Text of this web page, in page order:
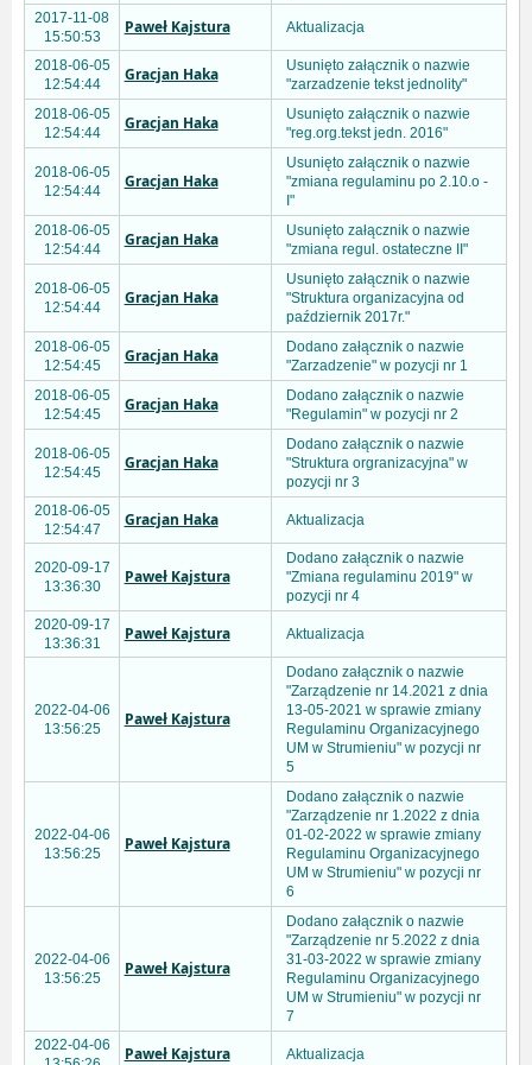
2017-11-08
15:50:53
Paweł Kajstura Aktualizacja
2018-06-05
12:54:44
Gracjan Haka
Usunięto załącznik o nazwie
"zarzadzenie tekst jednolity"
2018-06-05
12:54:44
Gracjan Haka
Usunięto załącznik o nazwie
"reg.org.tekst jedn. 2016"
2018-06-05
12:54:44
Gracjan Haka
Usunięto załącznik o nazwie
"zmiana regulaminu po 2.10.o -
I"
2018-06-05
12:54:44
Gracjan Haka
Usunięto załącznik o nazwie
"zmiana regul. ostateczne II"
2018-06-05
12:54:44
Gracjan Haka
Usunięto załącznik o nazwie
"Struktura organizacyjna od
październik 2017r."
2018-06-05
12:54:45
Gracjan Haka
Dodano załącznik o nazwie
"Zarzadzenie" w pozycji nr 1
2018-06-05
12:54:45
Gracjan Haka
Dodano załącznik o nazwie
"Regulamin" w pozycji nr 2
2018-06-05
12:54:45
Gracjan Haka
Dodano załącznik o nazwie
"Struktura orgranizacyjna" w
pozycji nr 3
2018-06-05
12:54:47
Gracjan Haka Aktualizacja
2020-09-17
13:36:30
Paweł Kajstura
Dodano załącznik o nazwie
"Zmiana regulaminu 2019" w
pozycji nr 4
2020-09-17
13:36:31
Paweł Kajstura Aktualizacja
2022-04-06
13:56:25
Paweł Kajstura
Dodano załącznik o nazwie
"Zarządzenie nr 14.2021 z dnia
13-05-2021 w sprawie zmiany
Regulaminu Organizacyjnego
UM w Strumieniu" w pozycji nr
5
2022-04-06
13:56:25
Paweł Kajstura
Dodano załącznik o nazwie
"Zarządzenie nr 1.2022 z dnia
01-02-2022 w sprawie zmiany
Regulaminu Organizacyjnego
UM w Strumieniu" w pozycji nr
6
2022-04-06
13:56:25
Paweł Kajstura
Dodano załącznik o nazwie
"Zarządzenie nr 5.2022 z dnia
31-03-2022 w sprawie zmiany
Regulaminu Organizacyjnego
UM w Strumieniu" w pozycji nr
7
2022-04-06
Paweł Kajstura Aktualizacja